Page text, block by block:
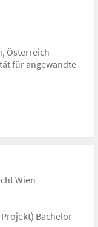
Österreich
für angewandte
Zeitgeschichte,
Wien
Bachelor-